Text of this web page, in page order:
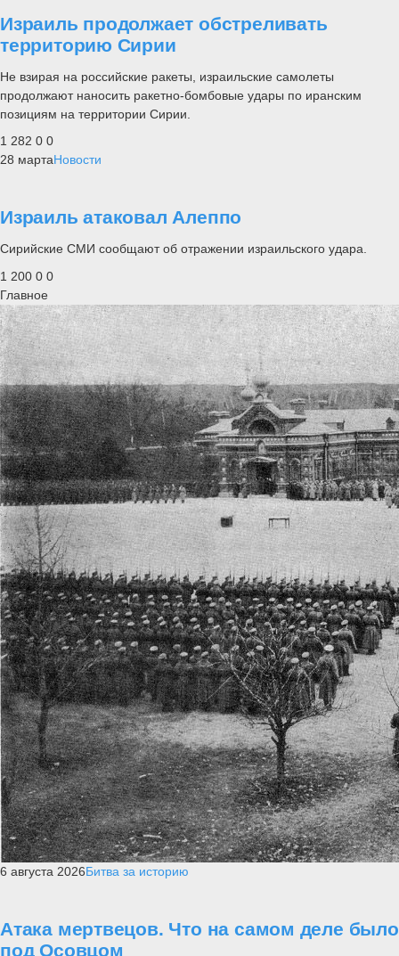
Израиль продолжает обстреливать
территорию Сирии
Не взирая на российские ракеты, израильские самолеты
продолжают наносить ракетно-бомбовые удары по иранским
позициям на территории Сирии.
1 282 0 0
28 мартаНовости
Израиль атаковал Алеппо
Сирийские СМИ сообщают об отражении израильского удара.
1 200 0 0
Главное
6 августа 2026Битва за историю
Атака мертвецов. Что на самом деле было
под Осовцом